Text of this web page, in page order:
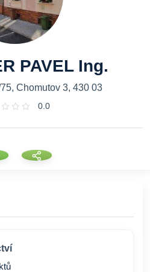
PAVEL Ing.
Chomutov 3, 430 03
0.0